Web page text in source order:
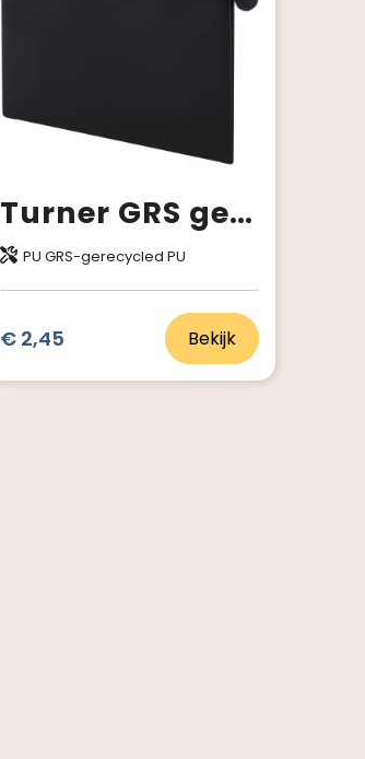
Turner GRS gerecyclede etui
PU GRS-gerecycled PU
€ 2,45 Bekijk